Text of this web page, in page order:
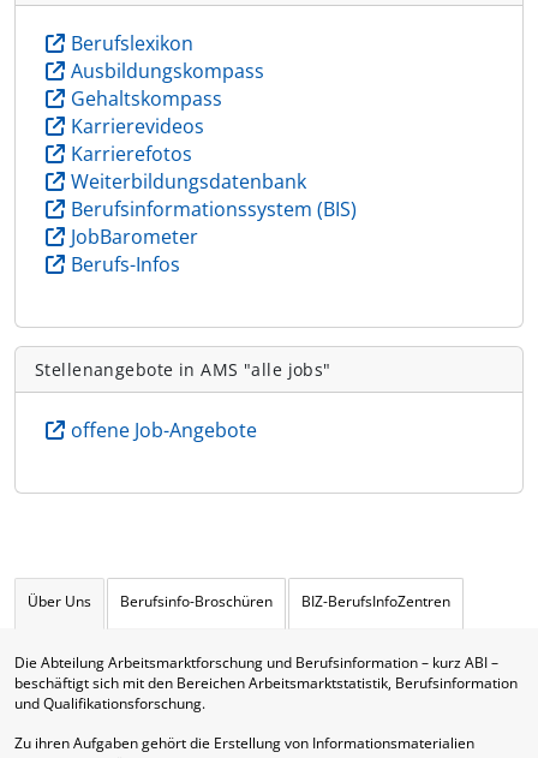
Berufslexikon
Ausbildungskompass
Gehaltskompass
Karrierevideos
Karrierefotos
Weiterbildungsdatenbank
Berufsinformationssystem (BIS)
JobBarometer
Berufs-Infos
Stellenangebote in AMS "alle jobs"
offene Job-Angebote
Über Uns Berufsinfo-Broschüren BIZ-BerufsInfoZentren
Die Abteilung Arbeitsmarktforschung und Berufsinformation – kurz ABI –
beschäftigt sich mit den Bereichen Arbeitsmarktstatistik, Berufsinformation
und Qualifikationsforschung.
Zu ihren Aufgaben gehört die Erstellung von Informationsmaterialien